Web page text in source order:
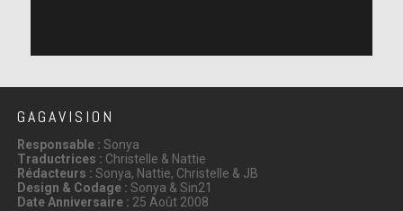
GAGAVISION
Responsable : Sonya
Traductrices : Christelle & Nattie
Rédacteurs : Sonya, Nattie, Christelle & JB
Design & Codage : Sonya & Sin21
Date Anniversaire : 25 Août 2008